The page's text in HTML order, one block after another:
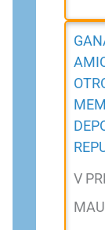
V